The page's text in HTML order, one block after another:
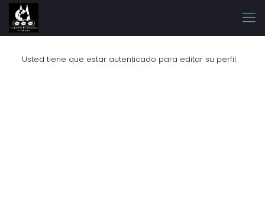
Usted tiene que estar autenticado para editar su perfil.